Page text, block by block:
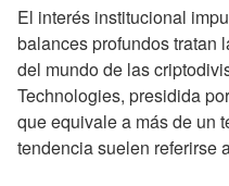
El interés institucional
balances profundos tratan
del mundo de las
Technologies, presidida
que equivale a más de un
tendencia suelen referirse